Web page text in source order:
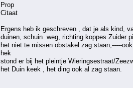
Prop
Citaat
Ergens heb ik geschreven , dat je als kind,
duinen, schuin weg, richting koppes Zuider
het niet te missen obstakel zag staan,-----
hek
stond er bij het pleintje Wieringsestraat/
het Duin keek , het ding ook al zag staan.